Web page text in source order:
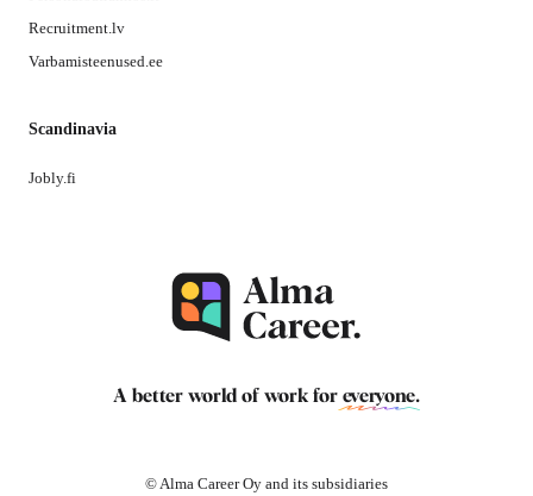
Recruitment.lv
Varbamisteenused.ee
Scandinavia
Jobly.fi
A better world of work for everyone.
© Alma Career Oy and its subsidiaries